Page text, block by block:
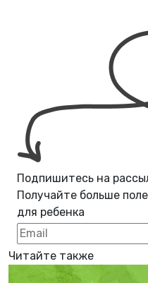
Подпишитесь на
Получайте больше
для ребенка
Читайте также